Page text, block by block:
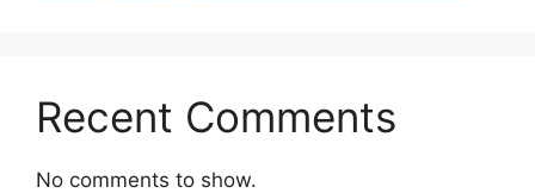
Recent Comments
No comments to show.